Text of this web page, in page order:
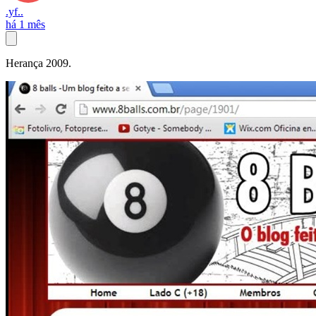
.yf..
há 1 mês
Herança 2009.